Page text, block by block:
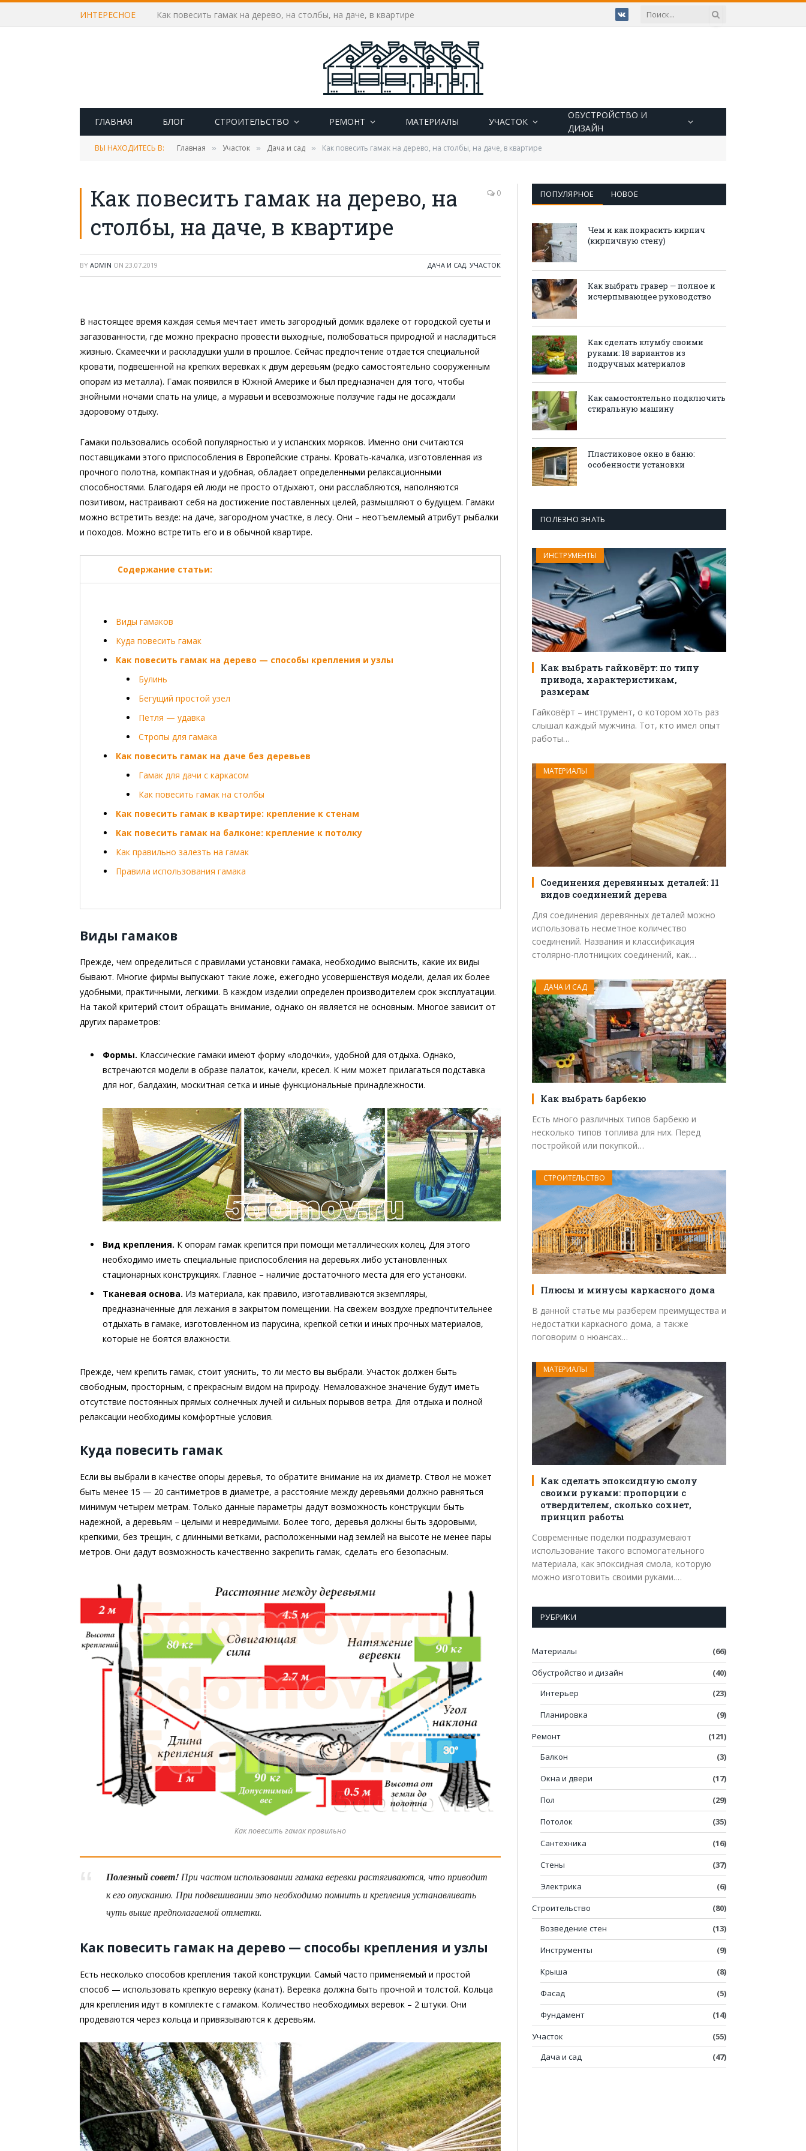
ИНТЕРЕСНОЕ Как повесить гамак на дерево, на столбы, на даче, в квартире VKontakte
ГЛАВНАЯ БЛОГ СТРОИТЕЛЬСТВО РЕМОНТ МАТЕРИАЛЫ УЧАСТОК
ОБУСТРОЙСТВО И
ДИЗАЙН
ВЫ НАХОДИТЕСЬ В: Главная » Участок » Дача и сад » Как повесить гамак на дерево, на столбы, на даче, в квартире
Как повесить гамак на дерево, на
столбы, на даче, в квартире
0
BY ADMIN ON 23.07.2019 ДАЧА И САД, УЧАСТОК
В настоящее время каждая семья мечтает иметь загородный домик вдалеке от городской суеты и
загазованности, где можно прекрасно провести выходные, полюбоваться природной и насладиться
жизнью. Скамеечки и раскладушки ушли в прошлое. Сейчас предпочтение отдается специальной
кровати, подвешенной на крепких веревках к двум деревьям (редко самостоятельно сооруженным
опорам из металла). Гамак появился в Южной Америке и был предназначен для того, чтобы
знойными ночами спать на улице, а муравьи и всевозможные ползучие гады не досаждали
здоровому отдыху.
Гамаки пользовались особой популярностью и у испанских моряков. Именно они считаются
поставщиками этого приспособления в Европейские страны. Кровать-качалка, изготовленная из
прочного полотна, компактная и удобная, обладает определенными релаксационными
способностями. Благодаря ей люди не просто отдыхают, они расслабляются, наполняются
позитивом, настраивают себя на достижение поставленных целей, размышляют о будущем. Гамаки
можно встретить везде: на даче, загородном участке, в лесу. Они – неотъемлемый атрибут рыбалки
и походов. Можно встретить его и в обычной квартире.
Содержание статьи:
Виды гамаков
Куда повесить гамак
Как повесить гамак на дерево — способы крепления и узлы
Булинь
Бегущий простой узел
Петля — удавка
Стропы для гамака
Как повесить гамак на даче без деревьев
Гамак для дачи с каркасом
Как повесить гамак на столбы
Как повесить гамак в квартире: крепление к стенам
Как повесить гамак на балконе: крепление к потолку
Как правильно залезть на гамак
Правила использования гамака
Виды гамаков
Прежде, чем определиться с правилами установки гамака, необходимо выяснить, какие их виды
бывают. Многие фирмы выпускают такие ложе, ежегодно усовершенствуя модели, делая их более
удобными, практичными, легкими. В каждом изделии определен производителем срок эксплуатации.
На такой критерий стоит обращать внимание, однако он является не основным. Многое зависит от
других параметров:
Формы. Классические гамаки имеют форму «лодочки», удобной для отдыха. Однако,
встречаются модели в образе палаток, качели, кресел. К ним может прилагаться подставка
для ног, балдахин, москитная сетка и иные функциональные принадлежности.
Вид крепления. К опорам гамак крепится при помощи металлических колец. Для этого
необходимо иметь специальные приспособления на деревьях либо установленных
стационарных конструкциях. Главное – наличие достаточного места для его установки.
Тканевая основа. Из материала, как правило, изготавливаются экземпляры,
предназначенные для лежания в закрытом помещении. На свежем воздухе предпочтительнее
отдыхать в гамаке, изготовленном из парусина, крепкой сетки и иных прочных материалов,
которые не боятся влажности.
Прежде, чем крепить гамак, стоит уяснить, то ли место вы выбрали. Участок должен быть
свободным, просторным, с прекрасным видом на природу. Немаловажное значение будут иметь
отсутствие постоянных прямых солнечных лучей и сильных порывов ветра. Для отдыха и полной
релаксации необходимы комфортные условия.
Куда повесить гамак
Если вы выбрали в качестве опоры деревья, то обратите внимание на их диаметр. Ствол не может
быть менее 15 — 20 сантиметров в диаметре, а расстояние между деревьями должно равняться
минимум четырем метрам. Только данные параметры дадут возможность конструкции быть
надежной, а деревьям – целыми и невредимыми. Более того, деревья должны быть здоровыми,
крепкими, без трещин, с длинными ветками, расположенными над землей на высоте не менее пары
метров. Они дадут возможность качественно закрепить гамак, сделать его безопасным.
Как повесить гамак правильно
Полезный совет! При частом использовании гамака веревки растягиваются, что приводит
к его опусканию. При подвешивании это необходимо помнить и крепления устанавливать
чуть выше предполагаемой отметки.
Как повесить гамак на дерево — способы крепления и узлы
Есть несколько способов крепления такой конструкции. Самый часто применяемый и простой
способ — использовать крепкую веревку (канат). Веревка должна быть прочной и толстой. Кольца
для крепления идут в комплекте с гамаком. Количество необходимых веревок – 2 штуки. Они
продеваются через кольца и привязываются к деревьям.
ПОПУЛЯРНОЕ НОВОЕ
Чем и как покрасить кирпич
(кирпичную стену)
Как выбрать гравер — полное и
исчерпывающее руководство
Как сделать клумбу своими
руками: 18 вариантов из
подручных материалов
Как самостоятельно подключить
стиральную машину
Пластиковое окно в баню:
особенности установки
ПОЛЕЗНО ЗНАТЬ
ИНСТРУМЕНТЫ
Как выбрать гайковёрт: по типу
привода, характеристикам,
размерам
Гайковёрт – инструмент, о котором хоть раз
слышал каждый мужчина. Тот, кто имел опыт
работы…
МАТЕРИАЛЫ
Соединения деревянных деталей: 11
видов соединений дерева
Для соединения деревянных деталей можно
использовать несметное количество
соединений. Названия и классификация
столярно-плотницких соединений, как…
ДАЧА И САД
Как выбрать барбекю
Есть много различных типов барбекю и
несколько типов топлива для них. Перед
постройкой или покупкой…
СТРОИТЕЛЬСТВО
Плюсы и минусы каркасного дома
В данной статье мы разберем преимущества и
недостатки каркасного дома, а также
поговорим о нюансах…
МАТЕРИАЛЫ
Как сделать эпоксидную смолу
своими руками: пропорции с
отвердителем, сколько сохнет,
принцип работы
Современные поделки подразумевают
использование такого вспомогательного
материала, как эпоксидная смола, которую
можно изготовить своими руками.…
РУБРИКИ
Материалы
(66)
Обустройство и дизайн
(40)
Интерьер
(23)
Планировка
(9)
Ремонт
(121)
Балкон
(3)
Окна и двери
(17)
Пол
(29)
Потолок
(35)
Сантехника
(16)
Стены
(37)
Электрика
(6)
Строительство
(80)
Возведение стен
(13)
Инструменты
(9)
Крыша
(8)
Фасад
(5)
Фундамент
(14)
Участок
(55)
Дача и сад
(47)